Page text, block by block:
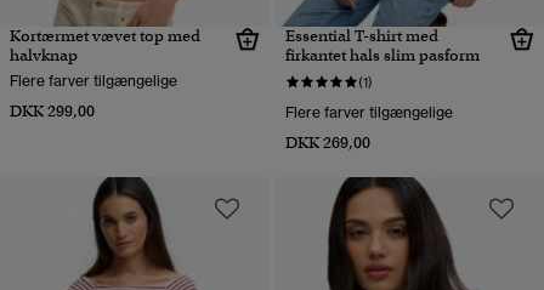
Kortærmet vævet top med
halvknap
Flere farver tilgængelige
DKK 299,00
Essential T-shirt med
firkantet hals slim pasform
(1)
Flere farver tilgængelige
DKK 269,00